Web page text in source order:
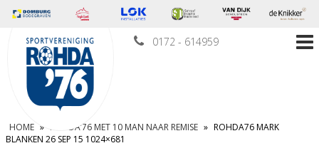
0172 - 614959
HOME » ROHDA’76 MET 10 MAN NAAR REMISE » ROHDA76 MARK
BLANKEN 26 SEP 15 1024×681